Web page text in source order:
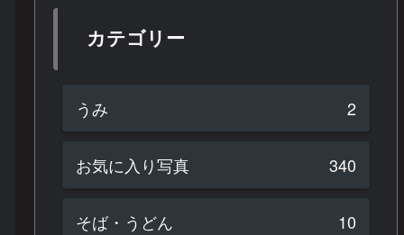
カテゴリー
うみ 2
お気に入り写真 340
そば・うどん 10